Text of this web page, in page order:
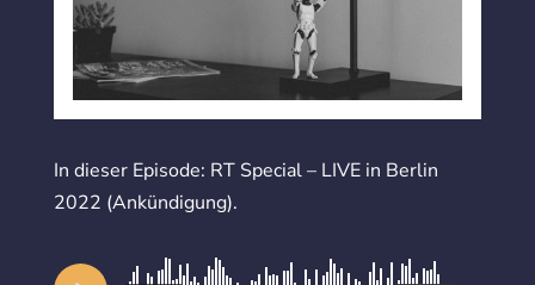
In dieser Episode: RT Special – LIVE in Berlin
2022 (Ankündigung).